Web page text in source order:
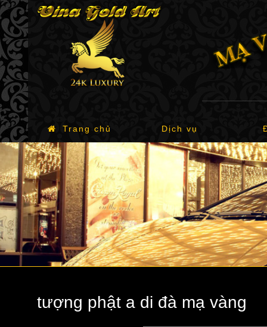
Trang chủ Dịch vụ
tượng phật a di đà mạ vàng